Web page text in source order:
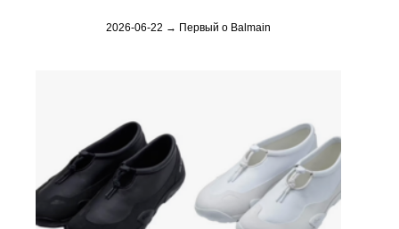
2026-06-22 → Первый о Balmain